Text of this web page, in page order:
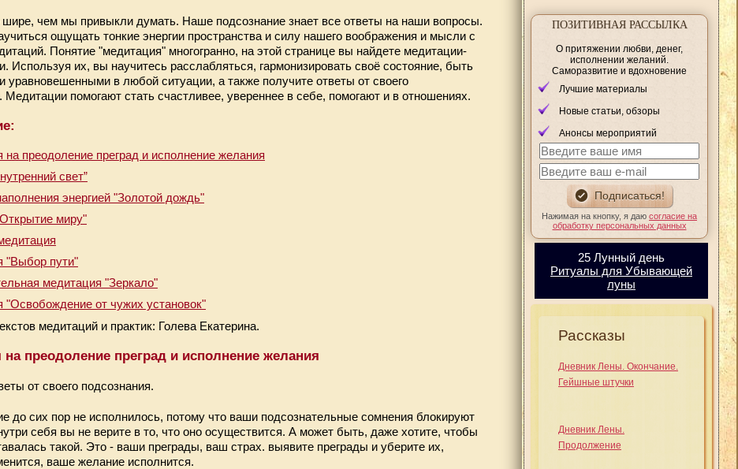
чем мы привыкли думать. Наше подсознание знает все ответы на наши вопросы.
ощущать тонкие энергии пространства и силу нашего воображения и мысли с
Понятие "медитация" многогранно, на этой странице вы найдете медитации-
Используя их, вы научитесь расслабляться, гармонизировать своё состояние, быть
уравновешенными в любой ситуации, а также получите ответы от своего
Медитации помогают стать счастливее, увереннее в себе, помогают и в отношениях.
на преодоление преград и исполнение желания
свет”
энергией "Золотой дождь"
миру"
"Выбор пути"
медитация "Зеркало"
"Освобождение от чужих установок"
медитаций и практик: Голева Екатерина.
на преодоление преград и исполнение желания
от своего подсознания.
до сих пор не исполнилось, потому что ваши подсознательные сомнения блокируют
себя вы не верите в то, что оно осуществится. А может быть, даже хотите, чтобы
такой. Это - ваши преграды, ваш страх. выявите преграды и уберите их,
ваше желание исполнится.
ПОЗИТИВНАЯ РАССЫЛКА
О притяжении любви, денег,
исполнении желаний.
Саморазвитие и вдохновение
Лучшие материалы
Новые статьи, обзоры
Анонсы мероприятий
Нажимая на кнопку, я даю согласие на
обработку персональных данных
25 Лунный день
Ритуалы для Убывающей
луны
Рассказы
Дневник Лены. Окончание.
Гейшные штучки
Дневник Лены.
Продолжение